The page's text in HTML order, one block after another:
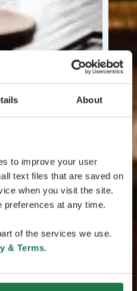
About
to improve your user
text files that are saved on
when you visit the site.
preferences at any time.
of the services we use.
& Terms.